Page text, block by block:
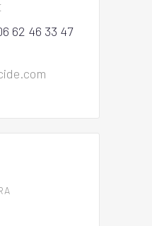
62 46 33 47